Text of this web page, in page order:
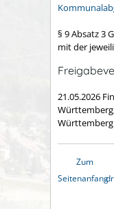
§ 9 Absatz 3
mit der
21.05.2026
Württemberg
Zum
Seitenanfang